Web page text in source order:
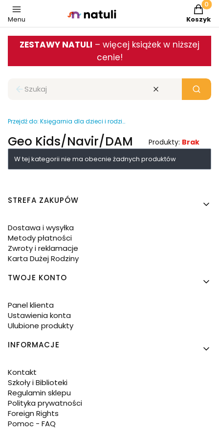
Menu Koszyk
ZESTAWY NATULI – więcej książek w niższej
cenie!
Zamknij wyszukiwarkę Wyczyść Szukaj
Przejdź do: Księgarnia dla dzieci i rodziców
Geo Kids/Navir/DAM Produkty: Brak
Lista produktów
W tej kategorii nie ma obecnie żadnych produktów
Linki w stopce
STREFA ZAKUPÓW
Dostawa i wysyłka
Metody płatności
Zwroty i reklamacje
Karta Dużej Rodziny
TWOJE KONTO
Panel klienta
Ustawienia konta
Ulubione produkty
INFORMACJE
Kontakt
Szkoły i Biblioteki
Regulamin sklepu
Polityka prywatności
Foreign Rights
Pomoc - FAQ